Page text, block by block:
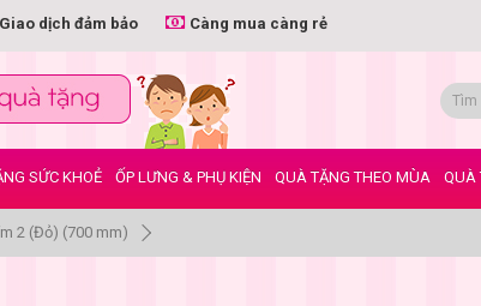
Giao dịch đảm bảo Càng mua càng rẻ
SỨC KHOẺ ỐP LƯNG & PHỤ KIỆN QUÀ TẶNG THEO MÙA QUÀ
2 (Đỏ) (700 mm)